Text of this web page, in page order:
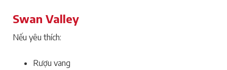
Swan Valley
Nếu yêu thích:
Rượu vang